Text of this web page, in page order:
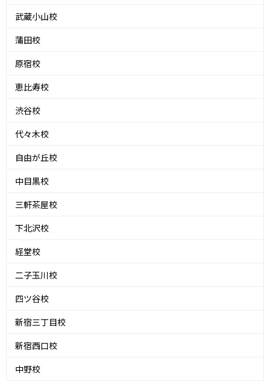
武蔵小山校
蒲田校
原宿校
恵比寿校
渋谷校
代々木校
自由が丘校
中目黒校
三軒茶屋校
下北沢校
経堂校
二子玉川校
四ツ谷校
新宿三丁目校
新宿西口校
中野校